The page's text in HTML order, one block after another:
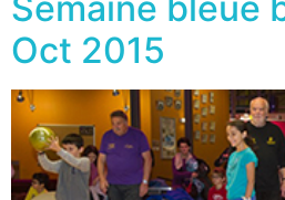
Oct 2015